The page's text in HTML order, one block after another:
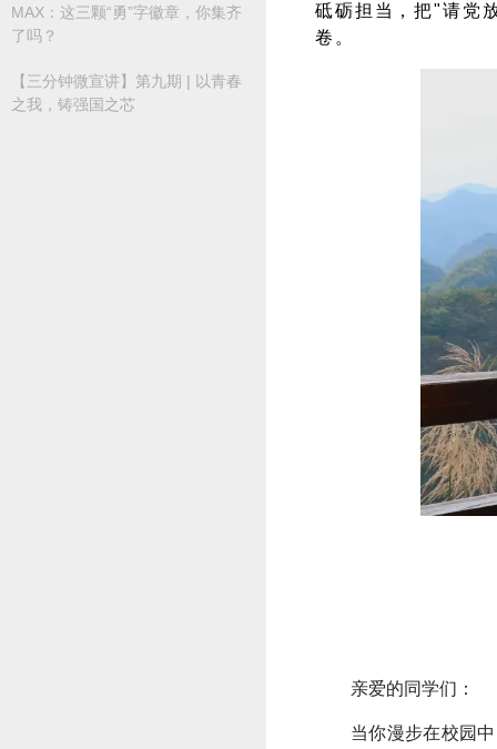
MAX：这三颗“勇”字徽章，你集齐
了吗？
【三分钟微宣讲】第九期 | 以青春
之我，铸强国之芯
砥砺担当，把"请党
卷。
亲爱的同学们：
当你漫步在校园